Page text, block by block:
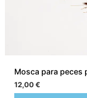
Mosca para peces
12,00€